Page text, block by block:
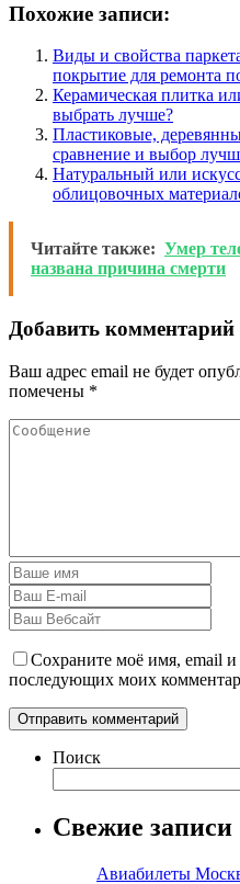
Похожие записи:
Виды и свойства
покрытие для ремонта
Керамическая плитка
выбрать лучше?
Пластиковые,
сравнение и выбор
Натуральный или
облицовочных
Читайте также: Умер
названа причина смерти
Добавить комментарий
Ваш адрес email не будет
помечены *
Сохраните моё имя, email и
последующих моих
Поиск
Свежие записи
Авиабилеты